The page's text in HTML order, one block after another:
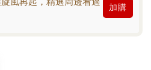
加購